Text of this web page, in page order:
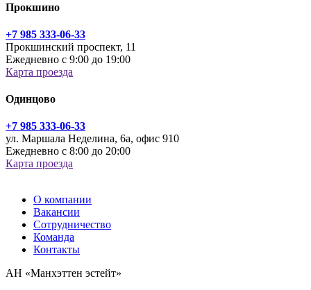
Прокшино
+7 985 333-06-33
Прокшинский проспект, 11
Ежедневно с 9:00 до 19:00
Карта проезда
Одинцово
+7 985 333-06-33
ул. Маршала Неделина, 6а, офис 910
Ежедневно с 8:00 до 20:00
Карта проезда
О компании
Вакансии
Сотрудничество
Команда
Контакты
АН «Манхэттен эстейт»